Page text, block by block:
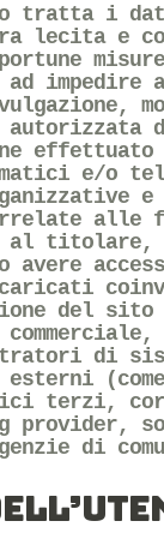
tratta i
lecita e
impedire
effettuato
e/o
e
alle
al titolare,
avere
del sito
di
esterni
terzi,
provider,
di